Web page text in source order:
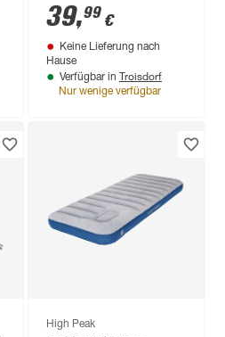
39,99 €
Keine Lieferung nach
Hause
Verfügbar in Troisdorf
Nur wenige verfügbar
High Peak